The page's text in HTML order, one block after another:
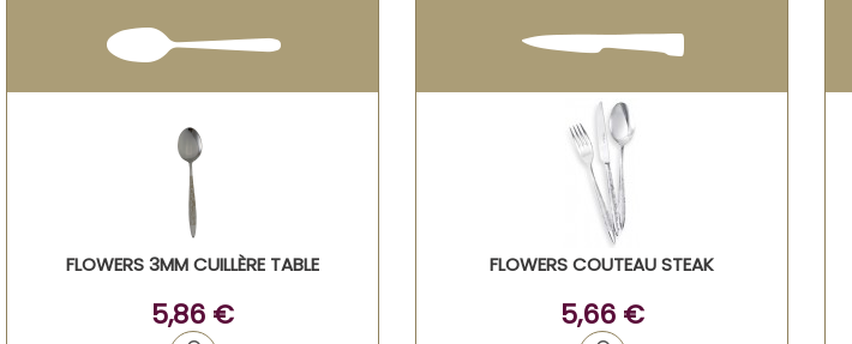
FLOWERS 3MM CUILLÈRE TABLE
5,86 €
FLOWERS COUTEAU STEAK
5,66 €